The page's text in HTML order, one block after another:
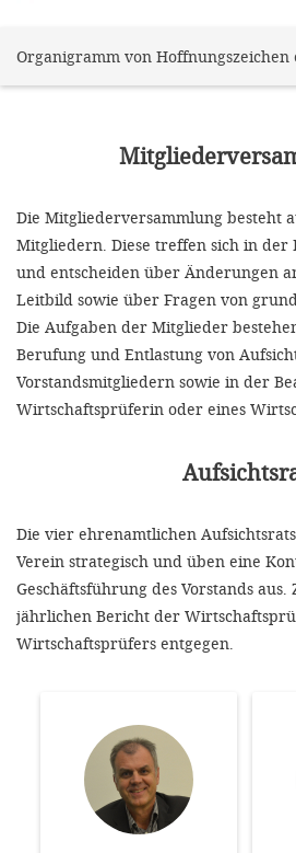
Organigramm von Hoffnungszeichen
Die Mitgliederversammlung besteht
Mitgliedern. Diese treffen sich in der
und entscheiden über Änderungen
Leitbild sowie über Fragen von
Die Aufgaben der Mitglieder
Berufung und Entlastung von
Vorstandsmitgliedern sowie in der
Wirtschaftsprüferin oder eines
Die vier ehrenamtlichen
Verein strategisch und üben eine
Geschäftsführung des Vorstands
jährlichen Bericht der
Wirtschaftsprüfers entgegen.